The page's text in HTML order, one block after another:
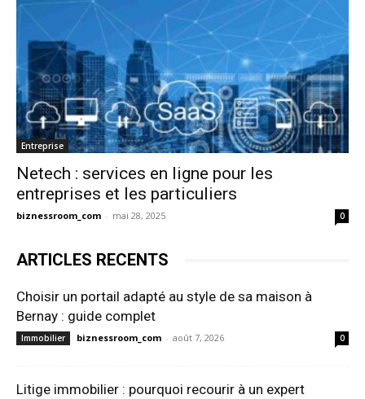
Entreprise
Netech : services en ligne pour les
entreprises et les particuliers
biznessroom_com - mai 28, 2025 0
ARTICLES RECENTS
Choisir un portail adapté au style de sa maison à
Bernay : guide complet
Immobilier biznessroom_com - août 7, 2026 0
Litige immobilier : pourquoi recourir à un expert